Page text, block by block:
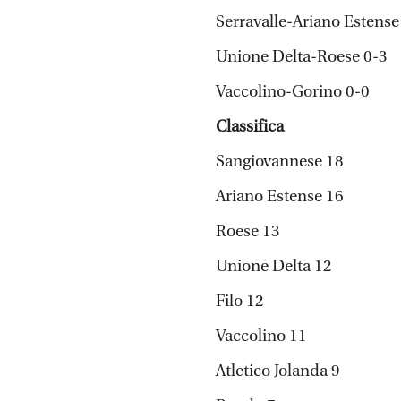
Serravalle-Ariano
Unione Delta-Roese 0-3
Vaccolino-Gorino 0-0
Classifica
Sangiovannese 18
Ariano Estense 16
Roese 13
Unione Delta 12
Filo 12
Vaccolino 11
Atletico Jolanda 9